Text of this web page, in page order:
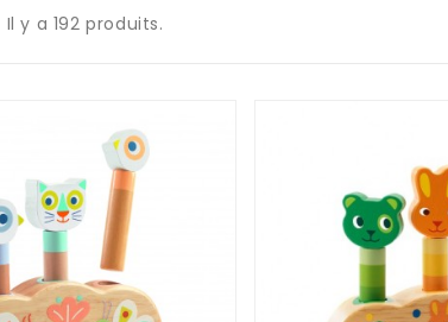
Il y a 192 produits.